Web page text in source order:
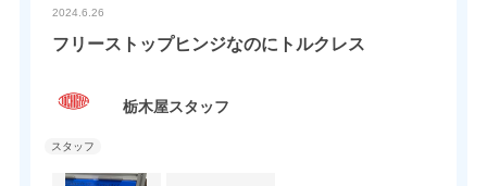
2024.6.26
フリーストップヒンジなのにトルクレス
栃木屋スタッフ